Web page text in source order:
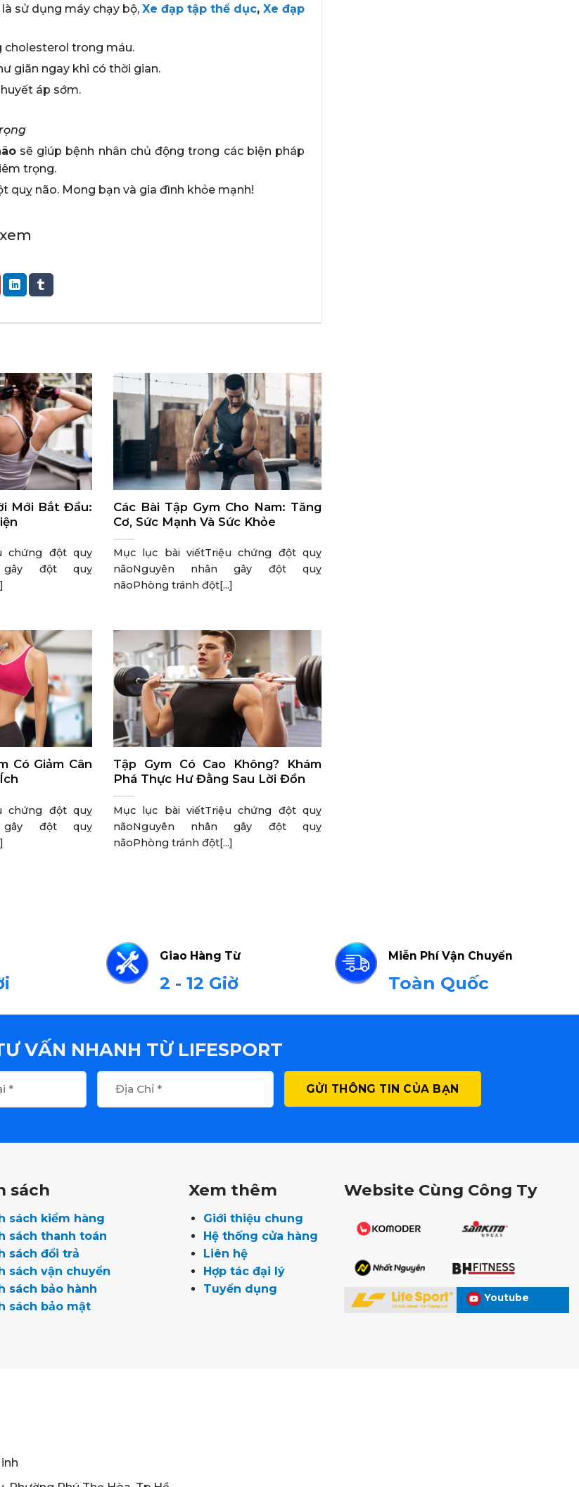
sử dụng máy chạy bộ, Xe đạp tập thể dục, Xe đạp
cholesterol trong máu.
giãn ngay khi có thời gian.
áp sớm.
sẽ giúp bệnh nhân chủ động trong các biện pháp
trọng.
quỵ não. Mong bạn và gia đình khỏe mạnh!
Mới Bắt Đầu:
chứng đột quỵ
gây đột quỵ
Các Bài Tập Gym Cho Nam: Tăng
Cơ, Sức Mạnh Và Sức Khỏe
Mục lục bài viếtTriệu chứng đột quỵ
nãoNguyên nhân gây đột quỵ
nãoPhòng tránh đột[...]
Có Giảm Cân
chứng đột quỵ
gây đột quỵ
Tập Gym Có Cao Không? Khám
Phá Thực Hư Đằng Sau Lời Đồn
Mục lục bài viếtTriệu chứng đột quỵ
nãoNguyên nhân gây đột quỵ
nãoPhòng tránh đột[...]
Giao Hàng Từ
2 - 12 Giờ
Miễn Phí Vận Chuyển
Toàn Quốc
VẤN NHANH TỪ LIFESPORT
sách
sách kiểm hàng
sách thanh toán
sách đổi trả
sách vận chuyển
sách bảo hành
sách bảo mật
Xem thêm
Giới thiệu chung
Hệ thống cửa hàng
Liên hệ
Hợp tác đại lý
Tuyển dụng
Website Cùng Công Ty
Youtube